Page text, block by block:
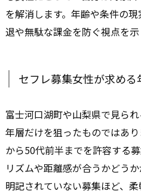
を解消します。年齢や条件の
退や無駄な課金を防ぐ視点を示
セフレ募集女性が求める
富士河口湖町や山梨県で見ら
年層だけを狙ったものではあ
から50代前半までを許容する
リズムや距離感が合うかどう
明記されていない募集ほど、